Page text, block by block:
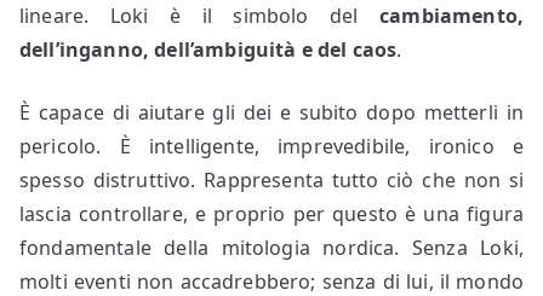
lineare. Loki è il simbolo delcambiamento,
dell’inganno, dell’ambiguità e del caos.
È capace di aiutare gli dei e subito dopo metterli in
pericolo. È intelligente, imprevedibile, ironico e
spesso distruttivo. Rappresenta tutto ciò che non si
lascia controllare, e proprio per questo è una figura
fondamentale della mitologia nordica. Senza Loki,
molti eventi non accadrebbero; senza di lui, il mondo